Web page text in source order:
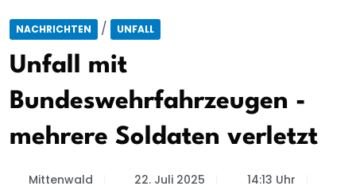
NACHRICHTEN / UNFALL
Unfall mit
Bundeswehrfahrzeugen -
mehrere Soldaten verletzt
Mittenwald 22. Juli 2025 14:13 Uhr